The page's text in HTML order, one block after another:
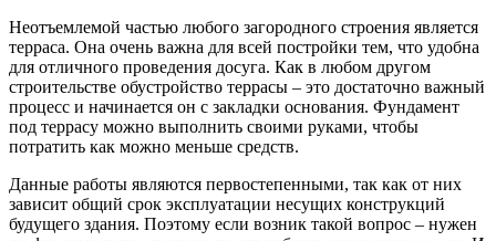
Неотъемлемой частью любого загородного строения является
терраса. Она очень важна для всей постройки тем, что удобна
для отличного проведения досуга. Как в любом другом
строительстве обустройство террасы – это достаточно важный
процесс и начинается он с закладки основания. Фундамент
под террасу можно выполнить своими руками, чтобы
потратить как можно меньше средств.
Данные работы являются первостепенными, так как от них
зависит общий срок эксплуатации несущих конструкций
будущего здания. Поэтому если возник такой вопрос – нужен